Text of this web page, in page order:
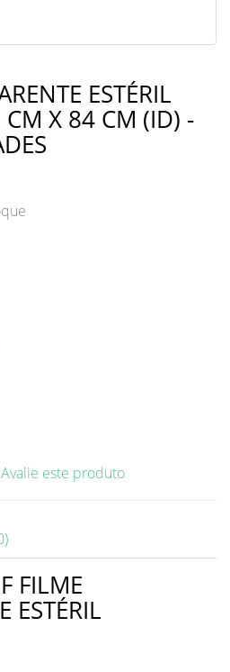
ESTÉRIL
X 84 CM (ID) -
Avalie este produto
FILME
ESTÉRIL